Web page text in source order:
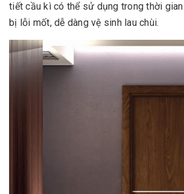
tiết cầu kì có thể sử dụng trong thời
bị lỗi mốt, dễ dàng vệ sinh lau chùi.